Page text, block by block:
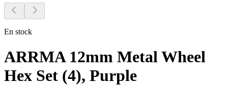
En stock
ARRMA 12mm Metal Wheel
Hex Set (4), Purple